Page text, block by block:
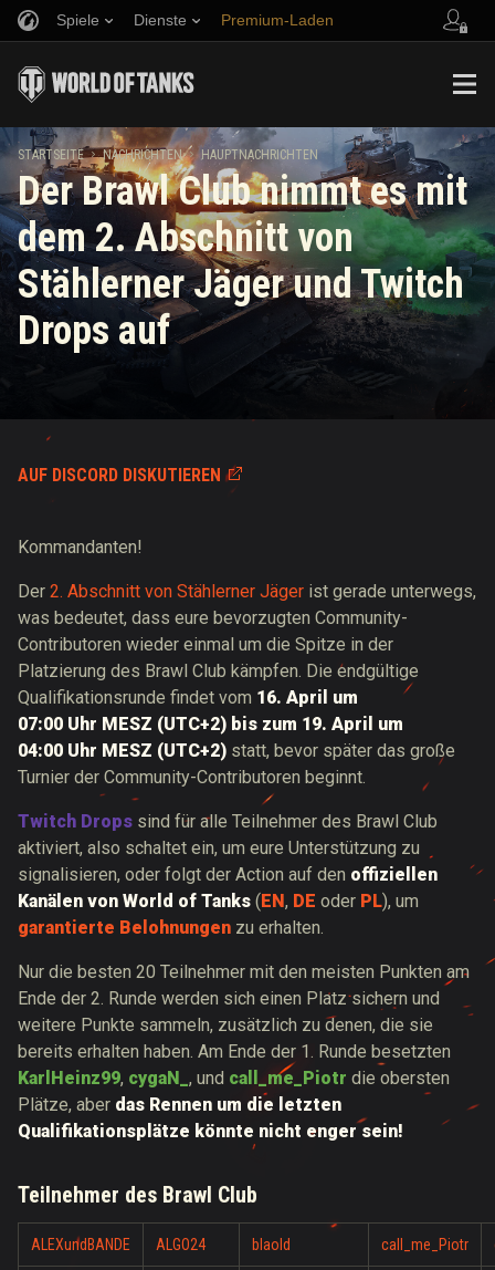
Spiele Dienste Premium-Laden
Musik
Richtlinien zum Fairplay
Wargaming.net Game Center
Ratgeber zu Twitch-Drops
Empfehle einen Freund
Discord
Mod-Hub
Medien
STARTSEITE NACHRICHTEN HAUPTNACHRICHTEN
Der Brawl Club nimmt es mit
dem 2. Abschnitt von
Stählerner Jäger und Twitch
Drops auf
AUF DISCORD DISKUTIEREN
Kommandanten!
Der 2. Abschnitt von Stählerner Jäger ist gerade unterwegs,
was bedeutet, dass eure bevorzugten Community-
Contributoren wieder einmal um die Spitze in der
Platzierung des Brawl Club kämpfen. Die endgültige
Qualifikationsrunde findet vom 16. April um
07:00 Uhr MESZ (UTC+2) bis zum 19. April um
04:00 Uhr MESZ (UTC+2) statt, bevor später das große
Turnier der Community-Contributoren beginnt.
Twitch Drops sind für alle Teilnehmer des Brawl Club
aktiviert, also schaltet ein, um eure Unterstützung zu
signalisieren, oder folgt der Action auf den offiziellen
Kanälen von World of Tanks (EN, DE oder PL), um
garantierte Belohnungen zu erhalten.
Nur die besten 20 Teilnehmer mit den meisten Punkten am
Ende der 2. Runde werden sich einen Platz sichern und
weitere Punkte sammeln, zusätzlich zu denen, die sie
bereits erhalten haben. Am Ende der 1. Runde besetzten
KarlHeinz99, cygaN_ , und call_me_Piotr die obersten
Plätze, aber das Rennen um die letzten
Qualifikationsplätze könnte nicht enger sein!
Teilnehmer des Brawl Club
ALEXundBANDE ALGO24 blaold call_me_Piotr